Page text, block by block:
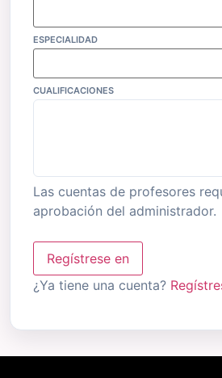
ESPECIALIDAD
CUALIFICACIONES
Las cuentas de profesores
aprobación del administrador.
Regístrese en
¿Ya tiene una cuenta?